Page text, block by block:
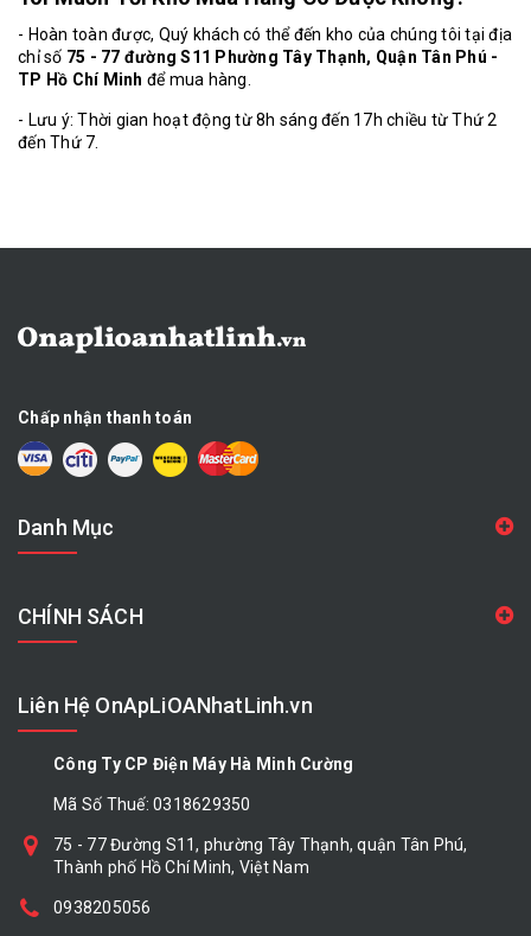
- Hoàn toàn được, Quý khách có thể đến kho của chúng tôi tại địa
chỉ số 75 - 77 đường S11 Phường Tây Thạnh, Quận Tân Phú -
TP Hồ Chí Minh để mua hàng.
- Lưu ý: Thời gian hoạt động từ 8h sáng đến 17h chiều từ Thứ 2
đến Thứ 7.
Chấp nhận thanh toán
Danh Mục
CHÍNH SÁCH
Liên Hệ OnApLiOANhatLinh.vn
Công Ty CP Điện Máy Hà Minh Cường
Mã Số Thuế: 0318629350
75 - 77 Đường S11, phường Tây Thạnh, quận Tân Phú,
Thành phố Hồ Chí Minh, Việt Nam
0938205056